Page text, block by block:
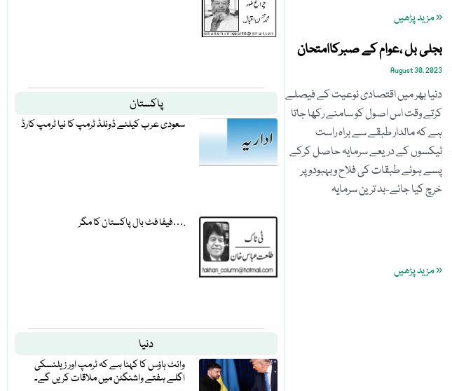
پاکستان
سعودی عرب کیلئے ڈونلڈ ٹرمپ کا نیا ٹرمپ کارڈ
فیفا فٹ بال پاکستان کا مگر….
دنیا
وائٹ ہاؤس کا کہنا ہے کہ ٹرمپ اور زیلنسکی
اگلے ہفتے واشنگٹن میں ملاقات کریں گے۔
« مزید پڑھیں
بجلی بل ،عوام کے صبرکاامتحان
August 30, 2023
دنیا بھر میں اقتصادی نوعیت کے فیصلے
کرتے وقت اس اصول کو سامنے رکھا جاتا
ہے کہ مالدار طبقے سے براہ راست
ٹیکسوں کے دریعے سرمایہ حاصل کرکے
پسے ہوئے طبقات کی فلاح وبہبودو پر
خرچ کیا جائے-بد ترین سرمایہ
« مزید پڑھیں